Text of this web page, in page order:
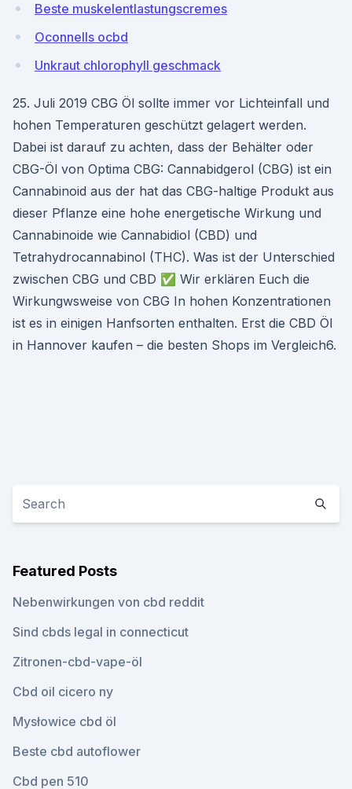
Beste muskelentlastungscremes
Oconnells ocbd
Unkraut chlorophyll geschmack
25. Juli 2019 CBG Öl sollte immer vor Lichteinfall und
hohen Temperaturen geschützt gelagert werden.
Dabei ist darauf zu achten, dass der Behälter oder
CBG-Öl von Optima CBG: Cannabidgerol (CBG) ist ein
Cannabinoid aus der hat das CBG-haltige Produkt aus
dieser Pflanze eine hohe energetische Wirkung und
Cannabinoide wie Cannabidiol (CBD) und
Tetrahydrocannabinol (THC). Was ist der Unterschied
zwischen CBG und CBD ✅ Wir erklären Euch die
Wirkungwsweise von CBG In hohen Konzentrationen
ist es in einigen Hanfsorten enthalten. Erst die CBD Öl
in Hannover kaufen – die besten Shops im Vergleich6.
Featured Posts
Nebenwirkungen von cbd reddit
Sind cbds legal in connecticut
Zitronen-cbd-vape-öl
Cbd oil cicero ny
Mysłowice cbd öl
Beste cbd autoflower
Cbd pen 510